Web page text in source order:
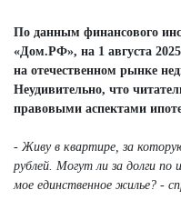
По данным финансового
«Дом.РФ», на 1 августа
на отечественном рынке
Неудивительно, что
правовыми аспектами
- Живу в квартире, за
рублей. Могут ли за долги по
мое единственное жилье? -